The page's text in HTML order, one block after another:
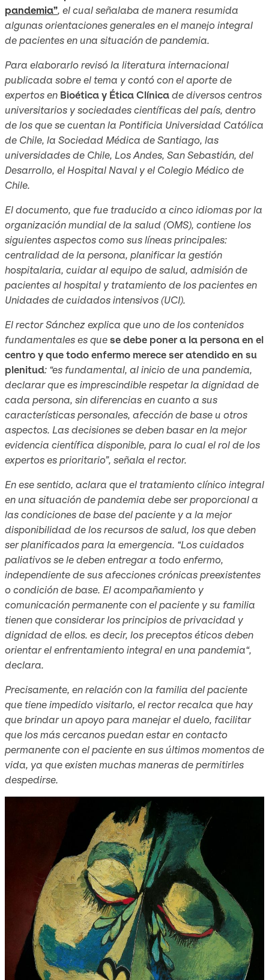
pandemia”, el cual señalaba de manera resumida
algunas orientaciones generales en el manejo integral
de pacientes en una situación de pandemia.
Para elaborarlo revisó la literatura internacional
publicada sobre el tema y contó con el aporte de
expertos en Bioética y Ética Clínicade diversos centros
universitarios y sociedades científicas del país, dentro
de los que se cuentan la Pontificia Universidad Católica
de Chile, la Sociedad Médica de Santiago, las
universidades de Chile, Los Andes, San Sebastián, del
Desarrollo, el Hospital Naval y el Colegio Médico de
Chile.
El documento, que fue traducido a cinco idiomas por la
organización mundial de la salud (OMS), contiene los
siguientes aspectos como sus líneas principales:
centralidad de la persona, planificar la gestión
hospitalaria, cuidar al equipo de salud, admisión de
pacientes al hospital y tratamiento de los pacientes en
Unidades de cuidados intensivos (UCI).
El rector Sánchez explica que uno de los contenidos
fundamentales es quese debe poner a la persona en el
centro y que todo enfermo merece ser atendido en su
plenitud: “es fundamental, al inicio de una pandemia,
declarar que es imprescindible respetar la dignidad de
cada persona, sin diferencias en cuanto a sus
características personales, afección de base u otros
aspectos. Las decisiones se deben basar en la mejor
evidencia científica disponible, para lo cual el rol de los
expertos es prioritario”, señala el rector.
En ese sentido, aclara que el tratamiento clínico integral
en una situación de pandemia debe ser proporcional a
las condiciones de base del paciente y a la mejor
disponibilidad de los recursos de salud, los que deben
ser planificados para la emergencia. “Los cuidados
paliativos se le deben entregar a todo enfermo,
independiente de sus afecciones crónicas preexistentes
o condición de base. El acompañamiento y
comunicación permanente con el paciente y su familia
tienen que considerar los principios de privacidad y
dignidad de ellos. es decir, los preceptos éticos deben
orientar el enfrentamiento integral en una pandemia“,
declara.
Precisamente, en relación con la familia del paciente
que tiene impedido visitarlo, el rector recalca que hay
que brindar un apoyo para manejar el duelo, facilitar
que los más cercanos puedan estar en contacto
permanente con el paciente en sus últimos momentos de
vida, ya que existen muchas maneras de permitirles
despedirse.